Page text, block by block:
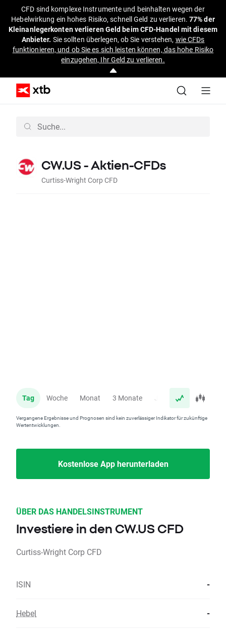
CFD sind komplexe Instrumente und beinhalten wegen der
Hebelwirkung ein hohes Risiko, schnell Geld zu verlieren.77% der
Kleinanlegerkonten verlieren Geld beim CFD-Handel mit diesem
Anbieter. Sie sollten überlegen, ob Sie verstehen, wie CFDs
funktionieren, und ob Sie es sich leisten können, das hohe Risiko
einzugehen, Ihr Geld zu verlieren.
CW.US - Aktien-CFDs
Curtiss-Wright Corp CFD
Tag Woche Monat 3 Monate Jahr
Vergangene Ergebnisse und Prognosen sind kein zuverlässiger Indikator für zukünftige
Wertentwicklungen.
Kostenlose App herunterladen
ÜBER DAS HANDELSINSTRUMENT
Investiere in den CW.US CFD
Curtiss-Wright Corp CFD
ISIN -
Hebel -